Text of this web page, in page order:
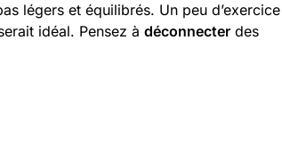
légers et équilibrés. Un peu d’exercice
idéal. Pensez à déconnecter des